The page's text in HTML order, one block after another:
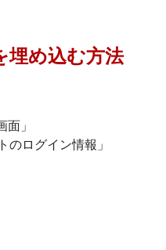
め込む方法
」
ログイン情報」